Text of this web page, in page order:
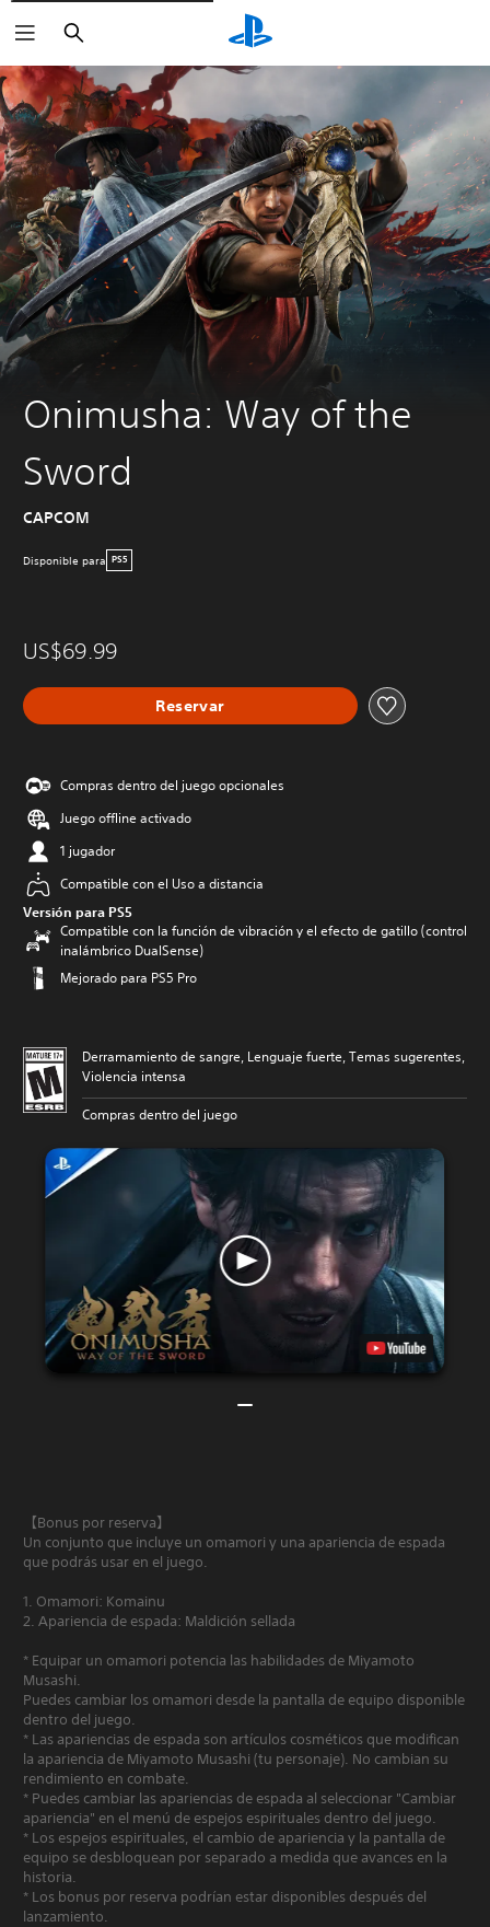
Buscar
Onimusha: Way of the
Sword
CAPCOM
Disponible para PS5
US$69.99
Reservar
Compras dentro del juego opcionales
Juego offline activado
1 jugador
Compatible con el Uso a distancia
Versión para PS5
Compatible con la función de vibración y el efecto de gatillo (control
inalámbrico DualSense)
Mejorado para PS5 Pro
Derramamiento de sangre, Lenguaje fuerte, Temas sugerentes,
Violencia intensa
Compras dentro del juego
【Bonus por reserva】
Un conjunto que incluye un omamori y una apariencia de espada
que podrás usar en el juego.
1. Omamori: Komainu
2. Apariencia de espada: Maldición sellada
* Equipar un omamori potencia las habilidades de Miyamoto
Musashi.
Puedes cambiar los omamori desde la pantalla de equipo disponible
dentro del juego.
* Las apariencias de espada son artículos cosméticos que modifican
la apariencia de Miyamoto Musashi (tu personaje). No cambian su
rendimiento en combate.
* Puedes cambiar las apariencias de espada al seleccionar "Cambiar
apariencia" en el menú de espejos espirituales dentro del juego.
* Los espejos espirituales, el cambio de apariencia y la pantalla de
equipo se desbloquean por separado a medida que avances en la
historia.
* Los bonus por reserva podrían estar disponibles después del
lanzamiento.